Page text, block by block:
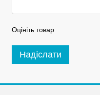
Оцініть товар
Надіслати